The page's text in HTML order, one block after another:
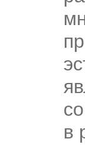
в